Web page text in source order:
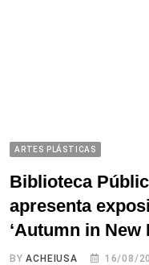
ARTES PLÁSTICAS
Biblioteca
apresenta
‘Autumn in New
BYACHEIUSA 16/08/